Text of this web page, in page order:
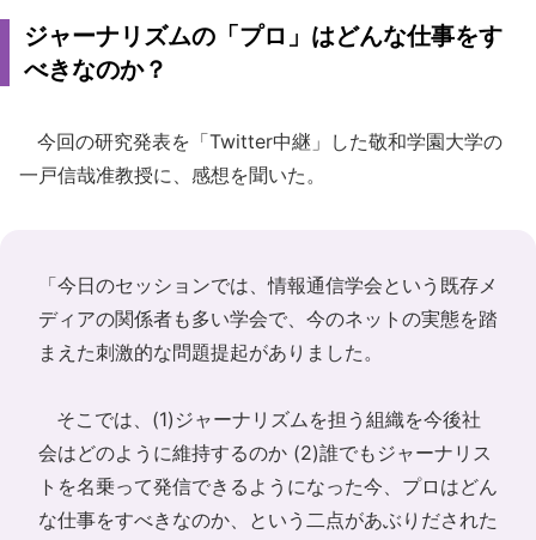
ジャーナリズムの「プロ」はどんな仕事をす
べきなのか？
今回の研究発表を「Twitter中継」した敬和学園大学の
一戸信哉准教授に、感想を聞いた。
「今日のセッションでは、情報通信学会という既存メ
ディアの関係者も多い学会で、今のネットの実態を踏
まえた刺激的な問題提起がありました。
そこでは、(1)ジャーナリズムを担う組織を今後社
会はどのように維持するのか (2)誰でもジャーナリス
トを名乗って発信できるようになった今、プロはどん
な仕事をすべきなのか、という二点があぶりだされた